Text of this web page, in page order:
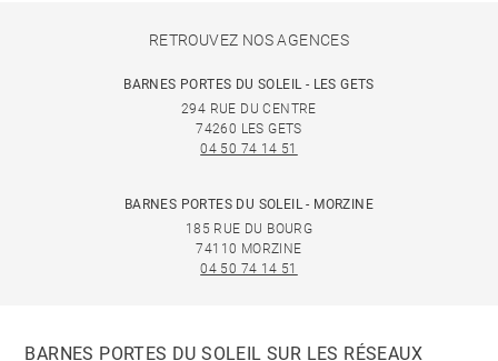
RETROUVEZ NOS AGENCES
BARNES PORTES DU SOLEIL - LES GETS
294 RUE DU CENTRE
74260 LES GETS
04 50 74 14 51
BARNES PORTES DU SOLEIL - MORZINE
185 RUE DU BOURG
74110 MORZINE
04 50 74 14 51
BARNES PORTES DU SOLEIL SUR LES RÉSEAUX